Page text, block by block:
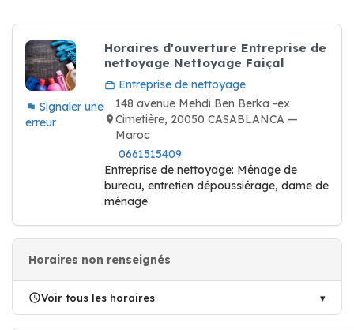
Signaler une
erreur
Horaires d'ouverture Entreprise de
nettoyage Nettoyage Faiçal
Entreprise de nettoyage
148 avenue Mehdi Ben Berka -ex
Cimetière, 20050 CASABLANCA —
Maroc
0661515409
Entreprise de nettoyage: Ménage de
bureau, entretien dépoussiérage, dame de
ménage
Horaires non renseignés
Voir tous les horaires